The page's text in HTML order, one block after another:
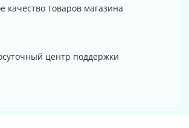
качество товаров магазина
центр поддержки